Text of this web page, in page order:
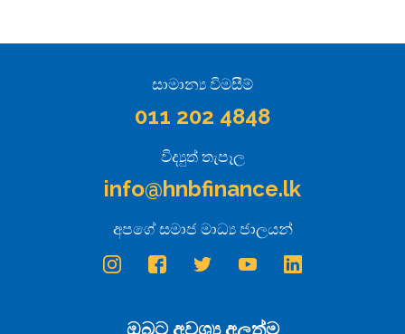
සාමාන්‍ය විමසීම්
011 202 4848
විද්‍යුත් තැපෑල
info@hnbfinance.lk
අපගේ සමාජ මාධ්‍ය ජාලයන්
ඔබට අවශ්‍ය අලුත්ම